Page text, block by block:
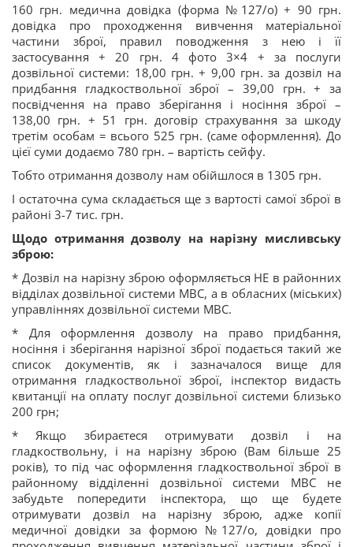
160 грн. медична довідка (форма №127/о) + 90 грн.
довідка про проходження вивчення матеріальної
частини зброї, правил поводження з нею і її
застосування + 20 грн. 4 фото 3×4 + за послуги
дозвільної системи: 18,00 грн. + 9,00 грн. за дозвіл на
придбання гладкоствольної зброї – 39,00 грн. + за
посвідчення на право зберігання і носіння зброї –
138,00 грн. + 51 грн. договір страхування за шкоду
третім особам = всього 525 грн. (саме оформлення). До
цієї суми додаємо 780 грн. – вартість сейфу.
Тобто отримання дозволу нам обійшлося в 1305 грн.
І остаточна сума складається ще з вартості самої зброї в
районі 3-7 тис. грн.
Щодо отримання дозволу на нарізну мисливську
зброю:
* Дозвіл на нарізну зброю оформляється НЕ в районних
відділах дозвільної системи МВС, а в обласних (міських)
управліннях дозвільної системи МВС.
* Для оформлення дозволу на право придбання,
носіння і зберігання нарізної зброї подається такий же
список документів, як і зазначалося вище для
отримання гладкоствольної зброї, інспектор видасть
квитанції на оплату послуг дозвільної системи близько
200 грн;
* Якщо збираєтеся отримувати дозвіл і на
гладкоствольну, і на нарізну зброю (Вам більше 25
років), то під час оформлення гладкоствольної зброї в
районному відділенні дозвільної системи МВС не
забудьте попередити інспектора, що ще будете
отримувати дозвіл на нарізну зброю, адже копії
медичної довідки за формою №127/о, довідки про